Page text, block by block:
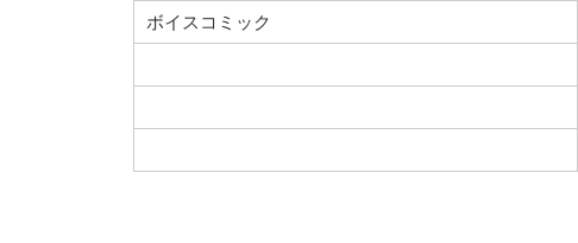
ボイスコミック